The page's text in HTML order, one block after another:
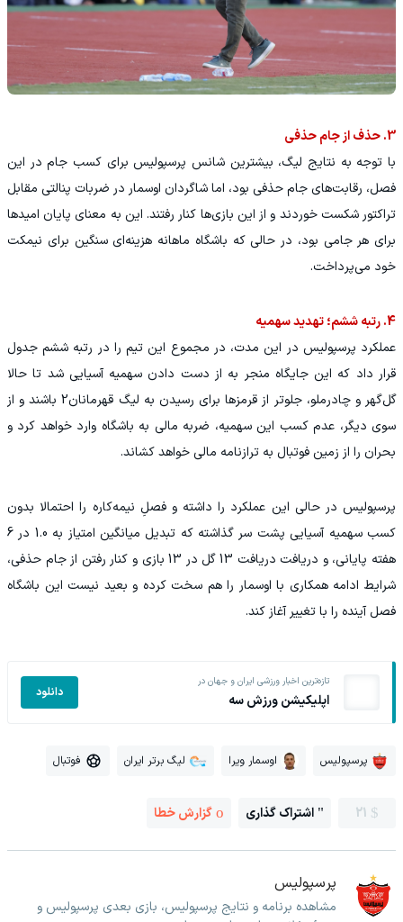
3. حذف از جام حذفی
با توجه به نتایج لیگ، بیشترین شانس پرسپولیس برای کسب جام در این
فصل، رقابت‌های جام حذفی بود، اما شاگردان اوسمار در ضربات پنالتی مقابل
تراکتور شکست خوردند و از این بازی‌ها کنار رفتند. این به معنای پایان امیدها
برای هر جامی بود، در حالی که باشگاه ماهانه هزینه‌ای سنگین برای نیمکت
خود می‌پرداخت.
4. رتبه ششم؛ تهدید سهمیه
عملکرد پرسپولیس در این مدت، در مجموع این تیم را در رتبه ششم جدول
قرار داد که این جایگاه منجر به از دست دادن سهمیه آسیایی شد تا حالا
گل‌گهر و چادرملو، جلوتر از قرمزها برای رسیدن به لیگ قهرمانان2 باشند و از
سوی دیگر، عدم کسب این سهمیه، ضربه مالی به باشگاه وارد خواهد کرد و
بحران را از زمین فوتبال به ترازنامه مالی خواهد کشاند.
پرسپولیس در حالی این عملکرد را داشته و فصلِ نیمه‌کاره را احتمالا بدون
کسب سهمیه آسیایی پشت سر گذاشته که تبدیل میانگین امتیاز به 1.0 در 6
هفته پایانی، و دریافت دریافت 13 گل در 13 بازی و کنار رفتن از جام حذفی،
شرایط ادامه همکاری با اوسمار را هم سخت کرده و بعید نیست این باشگاه
فصل آینده را با تغییر آغاز کند.
تازه‌ترین اخبار ورزشی ایران و جهان در
اپلیکیشن ورزش سه دانلود
پرسپولیس اوسمار ویرا لیگ برتر ایران فوتبال
21 اشتراک گذاری گزارش خطا
پرسپولیس
مشاهده برنامه و نتایج پرسپولیس، بازی بعدی پرسپولیس و